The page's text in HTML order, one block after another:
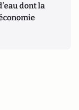
dont la